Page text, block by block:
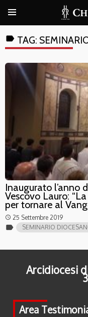
label TAG:
Inaugurato l’anno
Vescovo Lauro:
per tornare al
access_time 25 Settembre 2019
label SEMINARIO
Arcidiocesi
Area